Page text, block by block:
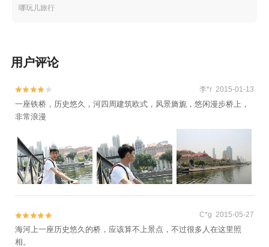
哪玩儿旅行
用户评论

 李*r 2015-01-13
一座铁桥，历史悠久，河四周建筑欧式，风景旖旎，悠闲漫步桥上，
非常浪漫

 C*g 2015-05-27
海河上一座历史悠久的桥，应该算不上景点，不过很多人在这里照
相。